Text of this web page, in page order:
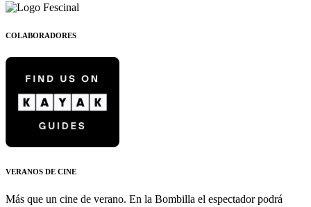
COLABORADORES
VERANOS DE CINE
Más que un cine de verano. En la Bombilla el espectador podrá